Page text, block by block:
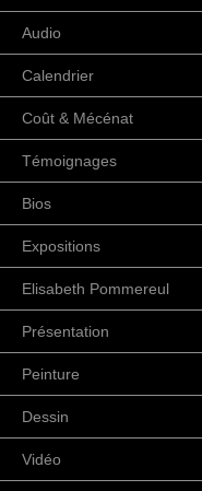
Audio
Calendrier
Coût & Mécénat
Témoignages
Bios
Expositions
Elisabeth Pommereul
Présentation
Peinture
Dessin
Vidéo